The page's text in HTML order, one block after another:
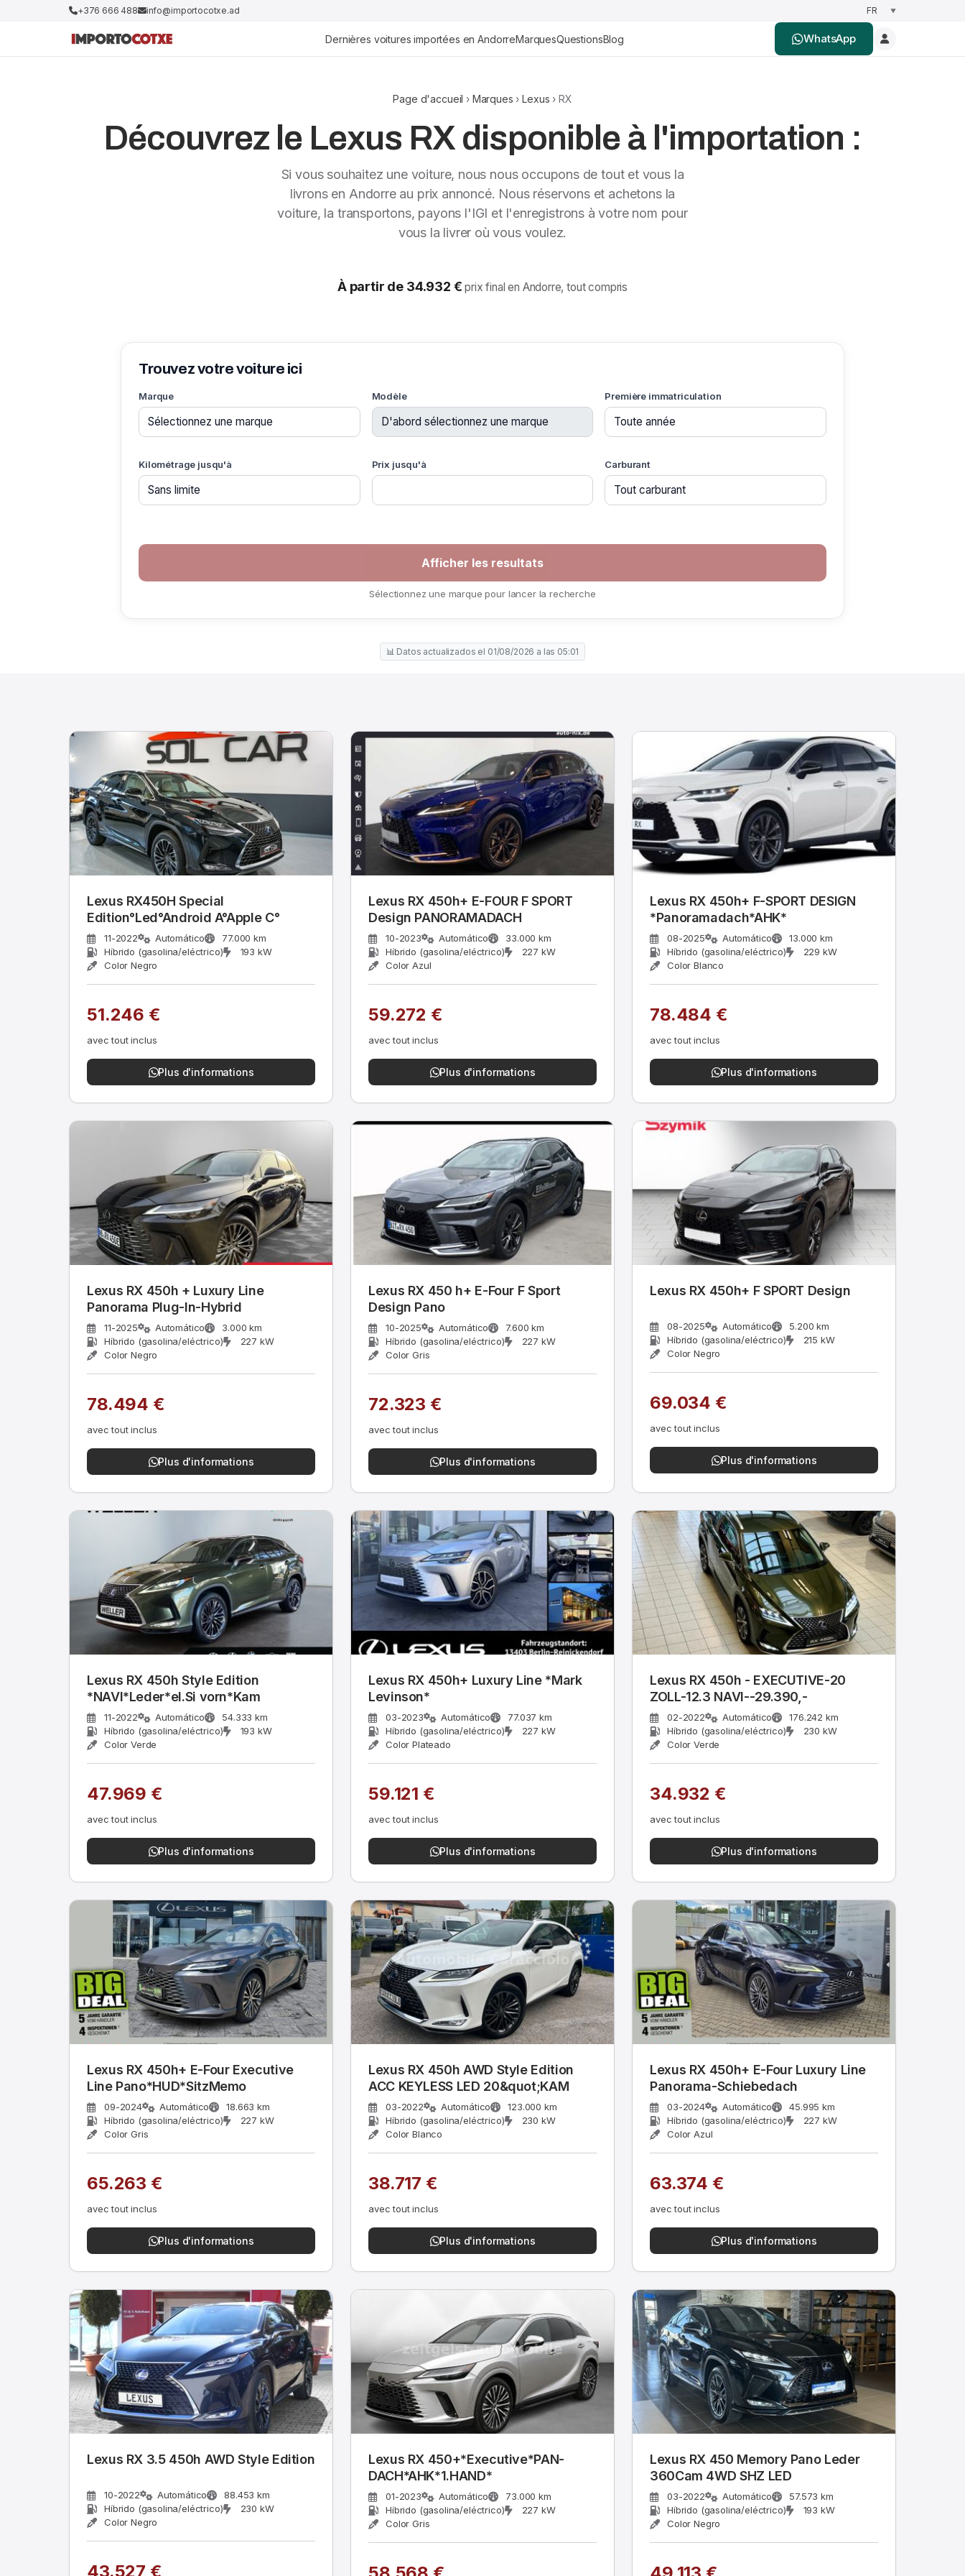
+376 666 488 info@importocotxe.ad
Dernières voitures importées en AndorreMarquesQuestionsBlog WhatsApp
Page d'accueil › Marques ›Lexus › RX
Découvrez le Lexus RX disponible à l'importation :
Si vous souhaitez une voiture, nous nous occupons de tout et vous la
livrons en Andorre au prix annoncé. Nous réservons et achetons la
voiture, la transportons, payons l'IGI et l'enregistrons à votre nom pour
vous la livrer où vous voulez.
À partir de 34.932 €prix final en Andorre, tout compris
Trouvez votre voiture ici
Marque Modèle Première immatriculation
Kilométrage jusqu'à Prix jusqu'à Carburant
Sélectionnez une marque pour lancer la recherche
📊 Datos actualizados el 01/08/2026 a las 05:01
Lexus RX450H Special
Edition°Led°Android A°Apple C°
11-2022 Automático
77.000 km
Híbrido (gasolina/eléctrico)
193 kW
Color Negro
51.246 €
avec tout inclus
Plus d'informations
Lexus RX 450h+ E-FOUR F SPORT
Design PANORAMADACH
10-2023 Automático
33.000 km
Híbrido (gasolina/eléctrico)
227 kW
Color Azul
59.272 €
avec tout inclus
Plus d'informations
Lexus RX 450h+ F-SPORT DESIGN
*Panoramadach*AHK*
08-2025 Automático
13.000 km
Híbrido (gasolina/eléctrico)
229 kW
Color Blanco
78.484 €
avec tout inclus
Plus d'informations
Lexus RX 450h + Luxury Line
Panorama Plug-In-Hybrid
11-2025 Automático
3.000 km
Híbrido (gasolina/eléctrico)
227 kW
Color Negro
78.494 €
avec tout inclus
Plus d'informations
Lexus RX 450 h+ E-Four F Sport
Design Pano
10-2025 Automático
7.600 km
Híbrido (gasolina/eléctrico)
227 kW
Color Gris
72.323 €
avec tout inclus
Plus d'informations
Lexus RX 450h+ F SPORT Design
08-2025 Automático
5.200 km
Híbrido (gasolina/eléctrico)
215 kW
Color Negro
69.034 €
avec tout inclus
Plus d'informations
Lexus RX 450h Style Edition
*NAVI*Leder*el.Si vorn*Kam
11-2022 Automático
54.333 km
Híbrido (gasolina/eléctrico)
193 kW
Color Verde
47.969 €
avec tout inclus
Plus d'informations
Lexus RX 450h+ Luxury Line *Mark
Levinson*
03-2023 Automático
77.037 km
Híbrido (gasolina/eléctrico)
227 kW
Color Plateado
59.121 €
avec tout inclus
Plus d'informations
Lexus RX 450h - EXECUTIVE-20
ZOLL-12.3 NAVI--29.390,-
02-2022 Automático
176.242 km
Híbrido (gasolina/eléctrico)
230 kW
Color Verde
34.932 €
avec tout inclus
Plus d'informations
Lexus RX 450h+ E-Four Executive
Line Pano*HUD*SitzMemo
09-2024 Automático
18.663 km
Híbrido (gasolina/eléctrico)
227 kW
Color Gris
65.263 €
avec tout inclus
Plus d'informations
Lexus RX 450h AWD Style Edition
ACC KEYLESS LED 20&quot;KAM
03-2022 Automático
123.000 km
Híbrido (gasolina/eléctrico)
230 kW
Color Blanco
38.717 €
avec tout inclus
Plus d'informations
Lexus RX 450h+ E-Four Luxury Line
Panorama-Schiebedach
03-2024 Automático
45.995 km
Híbrido (gasolina/eléctrico)
227 kW
Color Azul
63.374 €
avec tout inclus
Plus d'informations
Lexus RX 3.5 450h AWD Style Edition
10-2022 Automático
88.453 km
Híbrido (gasolina/eléctrico)
230 kW
Color Negro
43.527 €
Lexus RX 450+*Executive*PAN-
DACH*AHK*1.HAND*
01-2023 Automático
73.000 km
Híbrido (gasolina/eléctrico)
227 kW
Color Gris
Lexus RX 450 Memory Pano Leder
360Cam 4WD SHZ LED
03-2022 Automático
57.573 km
Híbrido (gasolina/eléctrico)
193 kW
Color Negro